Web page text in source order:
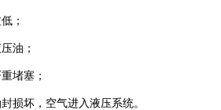
；
油；
堵塞；
损坏，空气进入液压系统。